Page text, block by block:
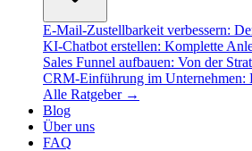
E-Mail-Zustellbarkeit verbessern:
KI-Chatbot erstellen: Komplette
Sales Funnel aufbauen: Von der
CRM-Einführung im Unternehmen:
Alle Ratgeber →
Blog
Über uns
FAQ